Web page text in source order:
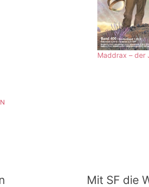
Maddrax – der
Mit SF die